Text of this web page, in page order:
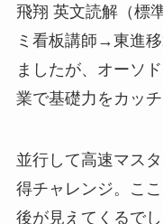
飛翔 英文読解（標
ミ看板講師→東進
ましたが、オーソ
業で基礎力をカッ
並行して高速マス
得チャレンジ。こ
後が見えてくるで